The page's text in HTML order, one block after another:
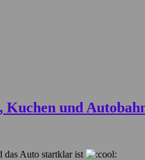
das Auto startklar ist